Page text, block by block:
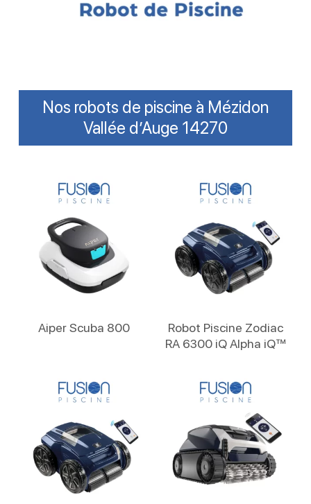
Nos robots de piscine à Mézidon
Vallée d’Auge 14270
Aiper Scuba 800
Robot Piscine Zodiac
RA 6300 iQ Alpha iQ™